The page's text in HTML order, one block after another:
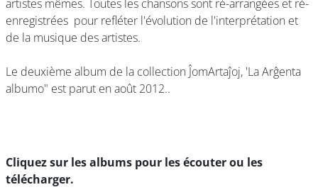
artistes mêmes. Toutes les chansons sont ré-arrangées et ré-
enregistrées pour refléter l'évolution de l'interprétation et
de la musique des artistes.
Le deuxième album de la collection ĴomArtaĵoj, 'La Arĝenta
albumo" est parut en août 2012..
Cliquez sur les albums pour les écouter ou les
télécharger.